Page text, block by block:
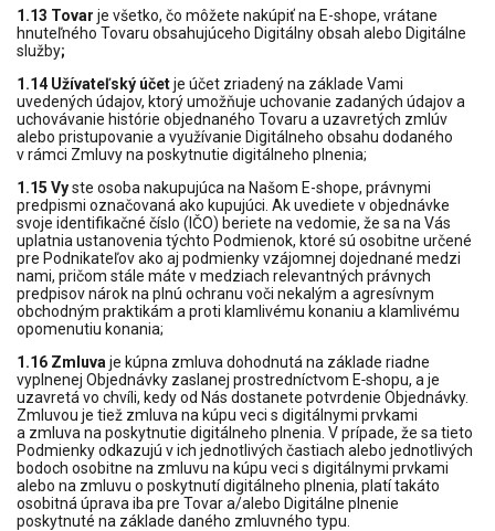
1.13 Tovar je všetko, čo môžete nakúpiť na E-shope, vrátane
hnuteľného Tovaru obsahujúceho Digitálny obsah alebo Digitálne
služby;
1.14 Užívateľský účetje účet zriadený na základe Vami
uvedených údajov, ktorý umožňuje uchovanie zadaných údajov a
uchovávanie histórie objednaného Tovaru a uzavretých zmlúv
alebo pristupovanie a využívanie Digitálneho obsahu dodaného
v rámci Zmluvy na poskytnutie digitálneho plnenia;
1.15 Vyste osoba nakupujúca na Našom E-shope, právnymi
predpismi označovaná ako kupujúci. Ak uvediete v objednávke
svoje identifikačné číslo (IČO) beriete na vedomie, že sa na Vás
uplatnia ustanovenia týchto Podmienok, ktoré sú osobitne určené
pre Podnikateľov ako aj podmienky vzájomnej dojednané medzi
nami, pričom stále máte v medziach relevantných právnych
predpisov nárok na plnú ochranu voči nekalým a agresívnym
obchodným praktikám a proti klamlivému konaniu a klamlivému
opomenutiu konania;
1.16 Zmluva je kúpna zmluva dohodnutá na základe riadne
vyplnenej Objednávky zaslanej prostredníctvom E‑shopu, a je
uzavretá vo chvíli, kedy od Nás dostanete potvrdenie Objednávky.
Zmluvou je tiež zmluva na kúpu veci s digitálnymi prvkami
a zmluva na poskytnutie digitálneho plnenia. V prípade, že sa tieto
Podmienky odkazujú v ich jednotlivých častiach alebo jednotlivých
bodoch osobitne na zmluvu na kúpu veci s digitálnymi prvkami
alebo na zmluvu o poskytnutí digitálneho plnenia, platí takáto
osobitná úprava iba pre Tovar a/alebo Digitálne plnenie
poskytnuté na základe daného zmluvného typu.